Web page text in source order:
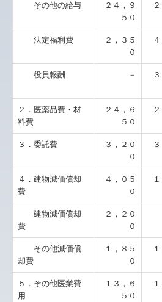
その他の給与
２４，９
５０
法定福利費
２，３５
０
役員報酬 －
２．医薬品費・材
料費
２４，６
５０
３．委託費
３，２０
０
４．建物減価償却
費
４，０５
０
建物減価償却
費
２，２０
０
その他減価償
却費
１，８５
０
５．その他医業費
用
１３，６
５０